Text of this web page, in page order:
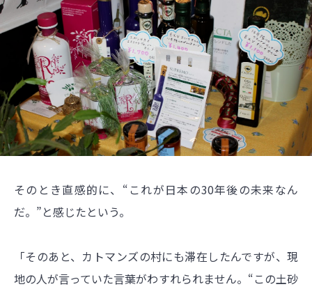
そのとき直感的に、“これが日本の30年後の未来なん
だ。”と感じたという。
「そのあと、カトマンズの村にも滞在したんですが、現
地の人が言っていた言葉がわすれられません。“この土砂